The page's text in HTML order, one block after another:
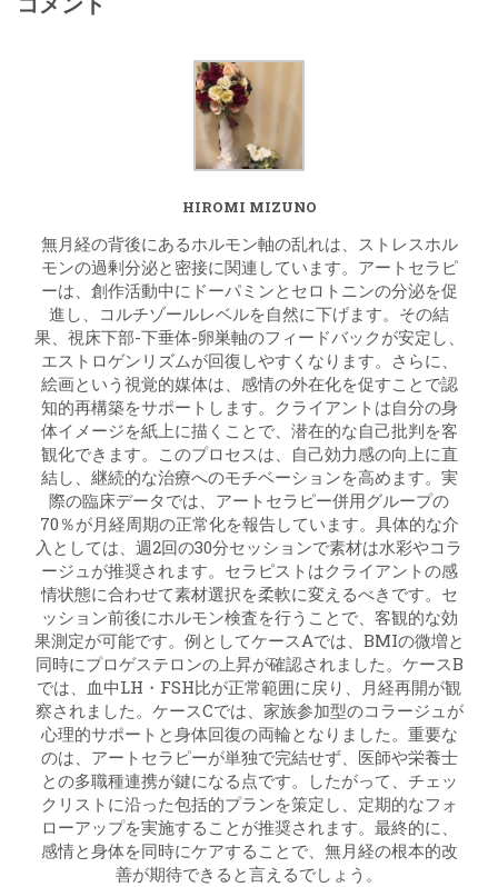
HIROMI MIZUNO
無月経の背後にあるホルモン軸の乱れは、ストレスホル
モンの過剰分泌と密接に関連しています。アートセラピ
ーは、創作活動中にドーパミンとセロトニンの分泌を促
進し、コルチゾールレベルを自然に下げます。その結
果、視床下部-下垂体-卵巣軸のフィードバックが安定し、
エストロゲンリズムが回復しやすくなります。さらに、
絵画という視覚的媒体は、感情の外在化を促すことで認
知的再構築をサポートします。クライアントは自分の身
体イメージを紙上に描くことで、潜在的な自己批判を客
観化できます。このプロセスは、自己効力感の向上に直
結し、継続的な治療へのモチベーションを高めます。実
際の臨床データでは、アートセラピー併用グループの
70％が月経周期の正常化を報告しています。具体的な介
入としては、週2回の30分セッションで素材は水彩やコラ
ージュが推奨されます。セラピストはクライアントの感
情状態に合わせて素材選択を柔軟に変えるべきです。セ
ッション前後にホルモン検査を行うことで、客観的な効
果測定が可能です。例としてケースAでは、BMIの微増と
同時にプロゲステロンの上昇が確認されました。ケースB
では、血中LH・FSH比が正常範囲に戻り、月経再開が観
察されました。ケースCでは、家族参加型のコラージュが
心理的サポートと身体回復の両輪となりました。重要な
のは、アートセラピーが単独で完結せず、医師や栄養士
との多職種連携が鍵になる点です。したがって、チェッ
クリストに沿った包括的プランを策定し、定期的なフォ
ローアップを実施することが推奨されます。最終的に、
感情と身体を同時にケアすることで、無月経の根本的改
善が期待できると言えるでしょう。